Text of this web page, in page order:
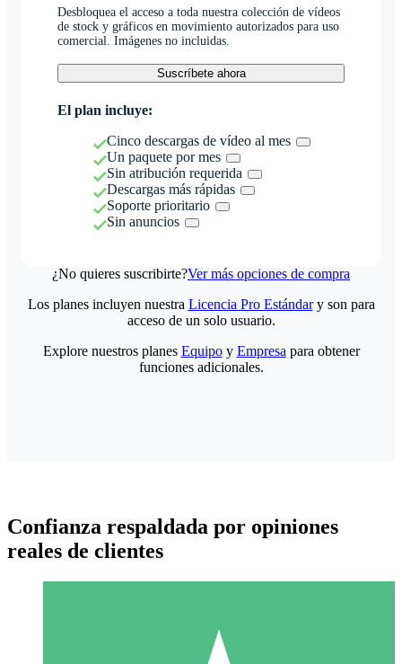
Desbloquea el acceso a toda nuestra colección de vídeos
de stock y gráficos en movimiento autorizados para uso
comercial. Imágenes no incluidas.
Suscríbete ahora
El plan incluye:
Cinco descargas de vídeo al mes
Un paquete por mes
Sin atribución requerida
Descargas más rápidas
Soporte prioritario
Sin anuncios
¿No quieres suscribirte?Ver más opciones de compra
Los planes incluyen nuestra Licencia Pro Estándary son para
acceso de un solo usuario.
Explore nuestros planes Equipoy Empresa para obtener
funciones adicionales.
Confianza respaldada por opiniones
reales de clientes